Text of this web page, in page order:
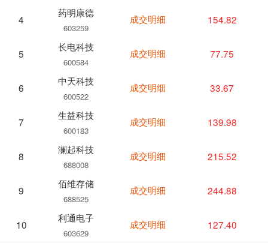
4
药明康德
603259
5
长电科技
600584
6
中天科技
600522
7
生益科技
600183
8
澜起科技
688008
9
佰维存储
688525
10
利通电子
603629
成交明细 154.82
成交明细 77.75
成交明细 33.67
成交明细 139.98
成交明细 215.52
成交明细 244.88
成交明细 127.40